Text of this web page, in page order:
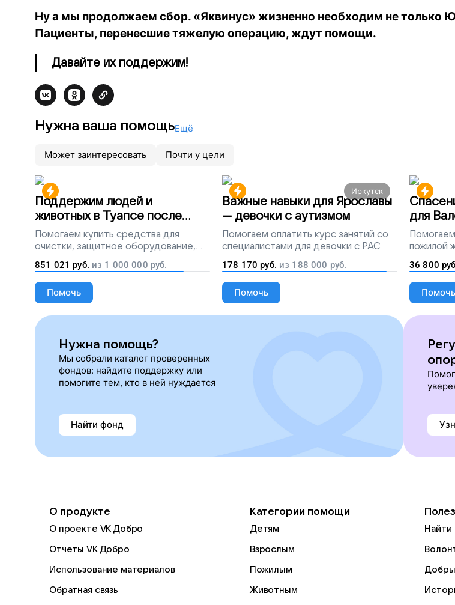
Ну а мы продолжаем сбор. «Яквинус» жизненно необходим не только
Пациенты, перенесшие тяжелую операцию, ждут помощи.
Давайте их поддержим!
Нужна ваша помощьЕщё
Может заинтересовать Почти у цели
Поддержим людей и
животных в Туапсе после
разлива мазута
Помогаем купить средства для
очистки, защитное оборудование,
лекарства, корм и предметы первой
необходимости
851 021 руб. из 1 000 000 руб.
Помочь
Иркутск
Важные навыки для Ярославы
— девочки с аутизмом
Помогаем оплатить курс занятий со
специалистами для девочки с РАС
178 170 руб. из 188 000 руб.
Помочь
для
Помогаем
пожилой
36 800
Помочь
Нужна помощь?
Мы собрали каталог проверенных
фондов: найдите поддержку или
помогите тем, кто в ней нуждается
Найти фонд
О продукте
О проекте VK Добро
Отчеты VK Добро
Использование материалов
Обратная связь
Категории помощи
Детям
Взрослым
Пожилым
Животным